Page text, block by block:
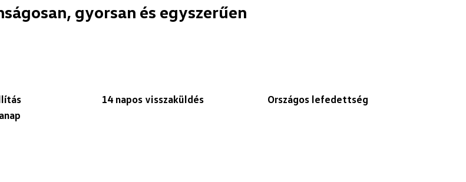
gyorsan és egyszerűen
14 napos visszaküldés Országos lefedettség